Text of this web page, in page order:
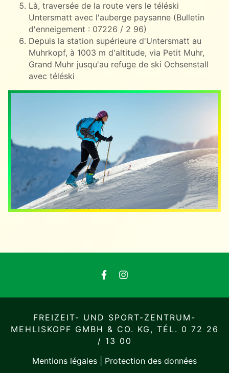
Là, traversée de la route vers le téléski
Untersmatt avec l'auberge paysanne (Bulletin
d'enneigement : 07226 / 2 96)
Depuis la station supérieure d'Untersmatt au
Muhrkopf, à 1003 m d'altitude, via Petit Muhr,
Grand Muhr jusqu'au refuge de ski Ochsenstall
avec téléski
FREIZEIT- UND SPORT-ZENTRUM-
MEHLISKOPF GMBH & CO. KG, TÉL. 0 72 26
/ 13 00
Mentions légales
Protection des données